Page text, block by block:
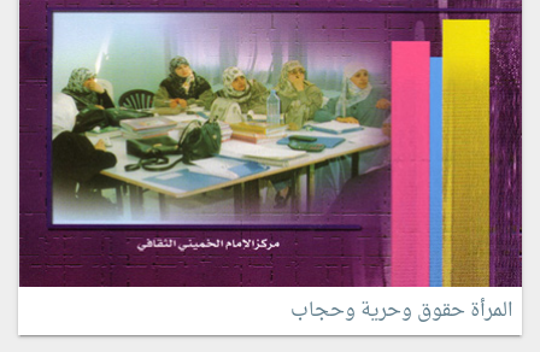
المرأة حقوق وحرية وحجاب